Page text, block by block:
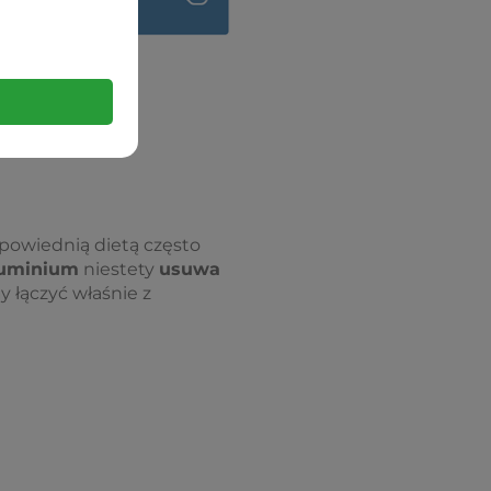
dietą często
niestety usuwa
właśnie z